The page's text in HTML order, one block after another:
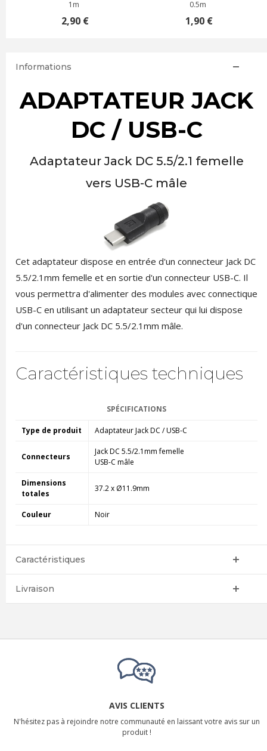
1m
2,90 €
0.5m
1,90 €
Informations
ADAPTATEUR JACK
DC / USB-C
Adaptateur Jack DC 5.5/2.1 femelle
vers USB-C mâle
Cet adaptateur dispose en entrée d'un connecteur Jack DC
5.5/2.1mm femelle et en sortie d'un connecteur USB-C. Il
vous permettra d'alimenter des modules avec connectique
USB-C en utilisant un adaptateur secteur qui lui dispose
d'un connecteur Jack DC 5.5/2.1mm mâle.
Caractéristiques techniques
SPÉCIFICATIONS
Type de produit Adaptateur Jack DC / USB-C
Connecteurs
Jack DC 5.5/2.1mm femelle
USB-C mâle
Dimensions
totales
37.2 x Ø11.9mm
Couleur Noir
Caractéristiques
Livraison
AVIS CLIENTS
N'hésitez pas à rejoindre notre communauté en laissant votre avis sur un
produit !